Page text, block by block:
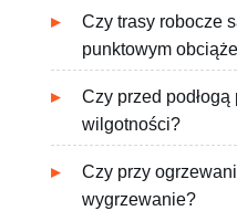
Czy trasy robocze
punktowym
Czy przed
wilgotności?
Czy przy
wygrzewanie?